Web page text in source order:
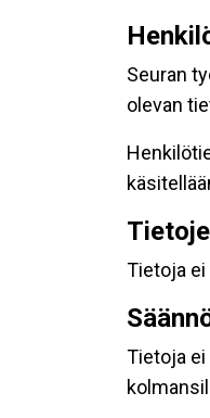
Seuran
olevan
Tietoja ei
Tietoja